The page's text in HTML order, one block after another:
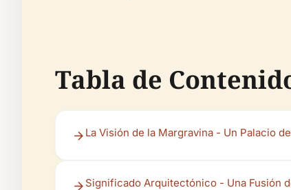
Tabla de
La Visión de la Margravina - Un Palacio
Significado Arquitectónico - Una Fusión